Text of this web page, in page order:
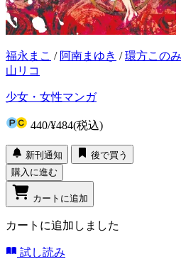
福永まこ / 阿南まゆき /環方このみ
山リコ
少女・女性マンガ
440/¥484(税込)
新刊通知
後で買う
購入に進む
カートに追加
カートに追加しました
試し読み